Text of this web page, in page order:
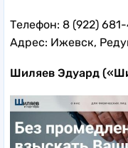
Телефон: 8 (922)
Адрес: Ижевск,
Шиляев Эдуард